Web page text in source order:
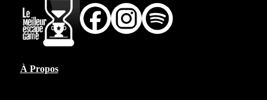
À Propos